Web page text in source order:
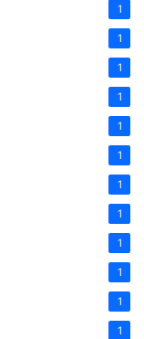
1
1
1
1
1
1
1
1
1
1
1
1